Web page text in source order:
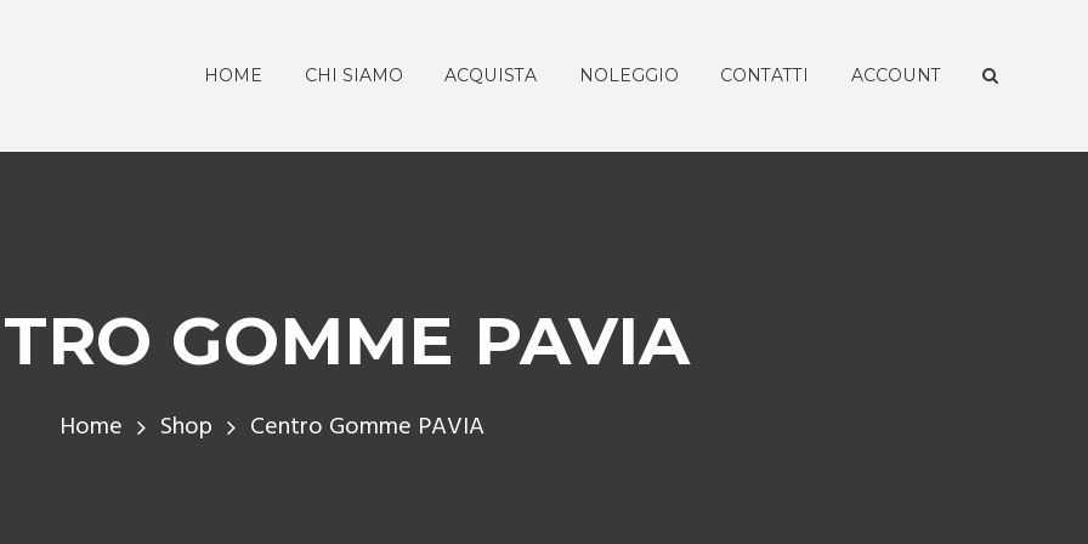
HOME CHI SIAMO ACQUISTA NOLEGGIO CONTATTI ACCOUNT
GOMME PAVIA
Home Shop Centro Gomme PAVIA